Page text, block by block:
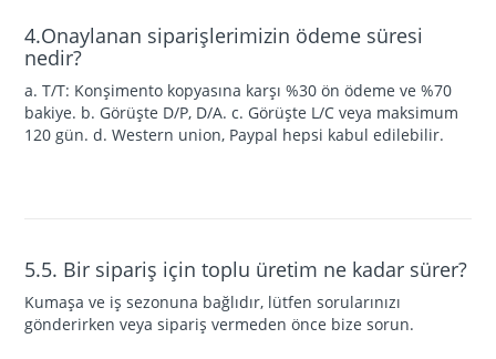
4.Onaylanan siparişlerimizin ödeme süresi
nedir?
a. T/T: Konşimento kopyasına karşı %30 ön ödeme ve %70
bakiye. b. Görüşte D/P, D/A. c. Görüşte L/C veya maksimum
120 gün. d. Western union, Paypal hepsi kabul edilebilir.
5.5. Bir sipariş için toplu üretim ne kadar sürer?
Kumaşa ve iş sezonuna bağlıdır, lütfen sorularınızı
gönderirken veya sipariş vermeden önce bize sorun.